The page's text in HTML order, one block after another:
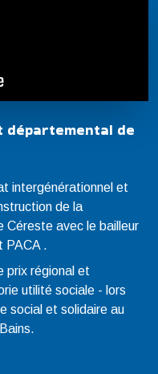
départemental de
intergénérationnel et
de la
Céreste avec le bailleur
PACA .
prix régional et
utilité sociale - lors
social et solidaire au